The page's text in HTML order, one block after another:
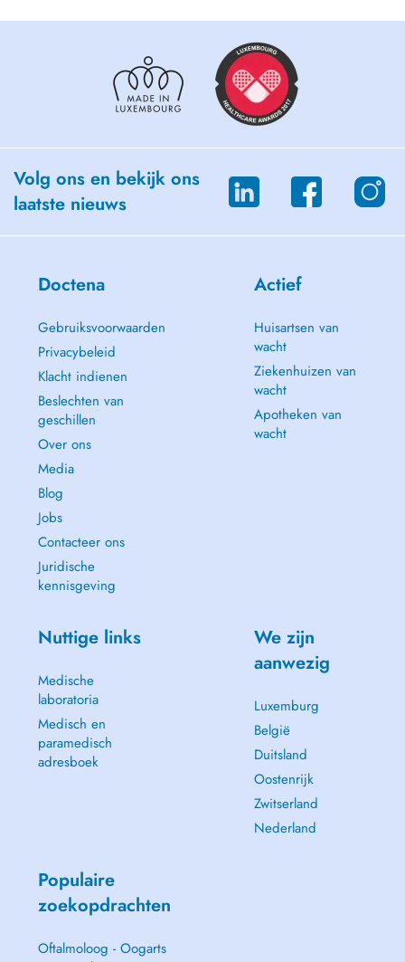
Volg ons en bekijk ons
laatste nieuws
Doctena
Gebruiksvoorwaarden
Privacybeleid
Klacht indienen
Beslechten van
geschillen
Over ons
Media
Blog
Jobs
Contacteer ons
Juridische
kennisgeving
Actief
Huisartsen van
wacht
Ziekenhuizen van
wacht
Apotheken van
wacht
Nuttige links
Medische
laboratoria
Medisch en
paramedisch
adresboek
We zijn
aanwezig
Luxemburg
België
Duitsland
Oostenrijk
Zwitserland
Nederland
Populaire
zoekopdrachten
Oftalmoloog - Oogarts